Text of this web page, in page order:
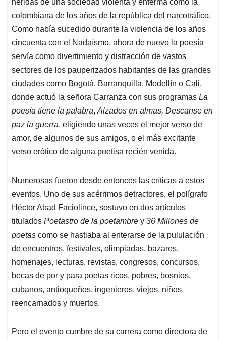
colombiana de los años de la república del narcotráfico.
Como había sucedido durante la violencia de los años
cincuenta con el Nadaísmo, ahora de nuevo la poesía
servía como divertimiento y distracción de vastos
sectores de los pauperizados habitantes de las grandes
ciudades como Bogotá, Barranquilla, Medellín o Cali,
donde actuó la señora Carranza con sus programas La
poesía tiene la palabra, Alzados en almas, Descanse en
paz la guerra, eligiendo unas veces el mejor verso de
amor, de algunos de sus amigos, o el más excitante
verso erótico de alguna poetisa recién venida.
Numerosas fueron desde entonces las críticas a estos
eventos. Uno de sus acérrimos detractores, el polígrafo
Héctor Abad Faciolince, sostuvo en dos artículos
titulados Poetastro de la poetambre y 36 Millones de
poetas como se hastiaba al enterarse de la pululación
de encuentros, festivales, olimpiadas, bazares,
homenajes, lecturas, revistas, congresos, concursos,
becas de por y para poetas ricos, pobres, bosnios,
cubanos, antioqueños, ingenieros, viejos, niños,
reencarnados y muertos.
Pero el evento cumbre de su carrera como directora de